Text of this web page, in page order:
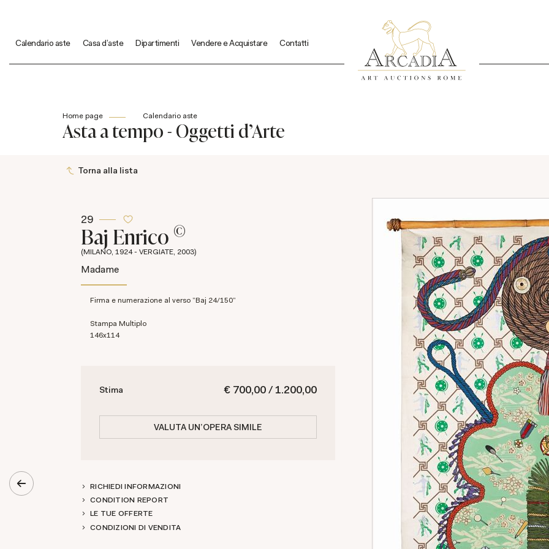
Calendario aste Casa d'aste Dipartimenti Vendere e Acquistare Contatti
Home page Calendario aste
Asta a tempo - Oggetti d'Arte
Torna alla lista
29
Baj Enrico ©
(MILANO, 1924 - VERGIATE, 2003)
Madame
Firma e numerazione al verso "Baj 24/150"
Stampa Multiplo
146x114
€ 700,00 / 1.200,00
Stima
VALUTA UN'OPERA SIMILE
RICHIEDI INFORMAZIONI
CONDITION REPORT
LE TUE OFFERTE
CONDIZIONI DI VENDITA